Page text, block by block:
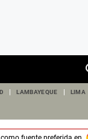
LAMBAYEQUE LIMA